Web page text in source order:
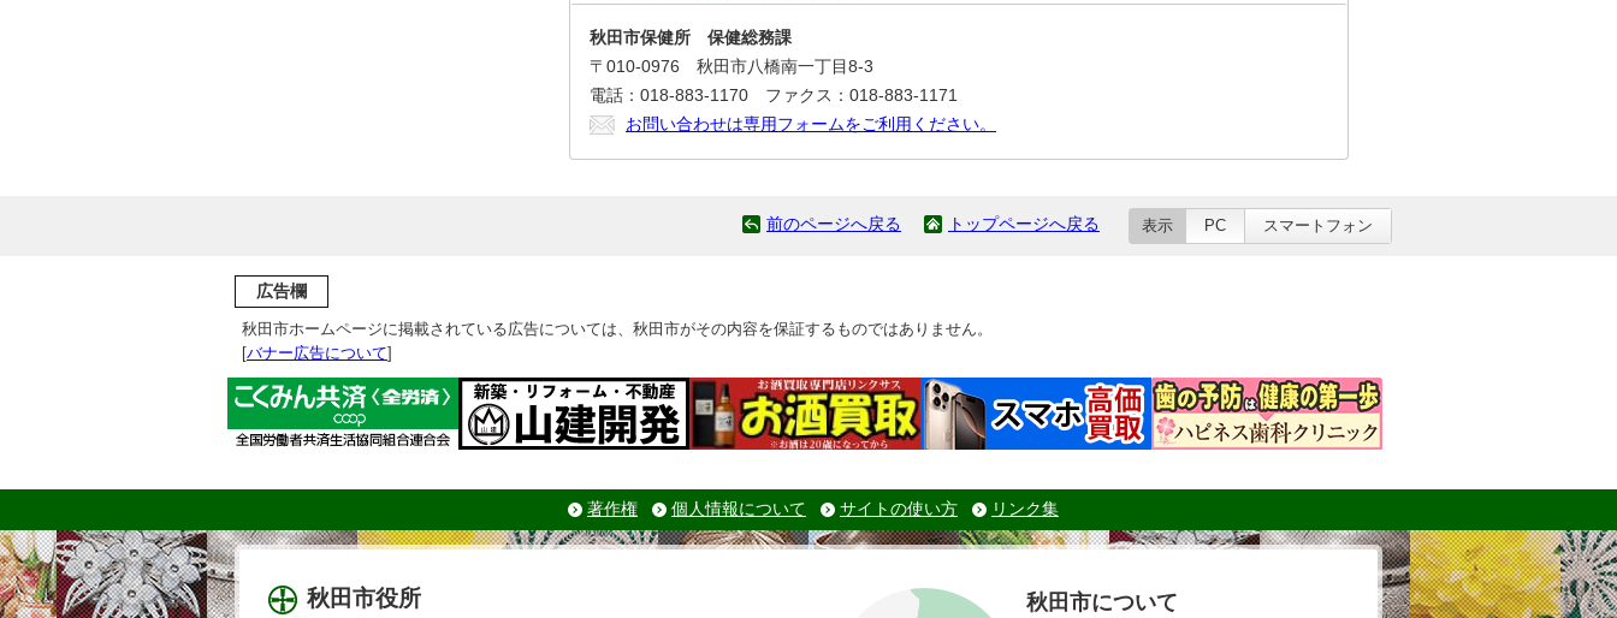
秋田市保健所 保健総務課
〒010-0976 秋田市八橋南一丁目8-3
電話：018-883-1170 ファクス：018-883-1171
お問い合わせは専用フォームをご利用ください。
前のページへ戻る トップページへ戻る 表示 PC スマートフォン
広告欄
秋田市ホームページに掲載されている広告については、秋田市がその内容を保証するものではありません。
[バナー広告について]
著作権 個人情報について サイトの使い方 リンク集
秋田市役所 秋田市について